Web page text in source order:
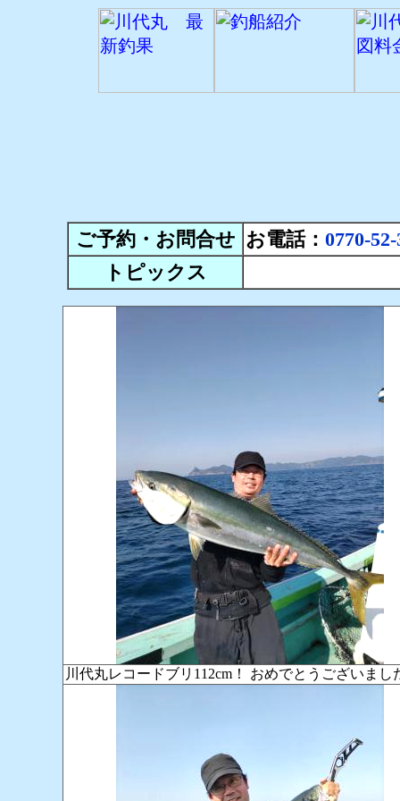
ご予約・お問合せ お電話： 0770-
トピックス
川代丸レコードブリ112cm！ おめでとうございま